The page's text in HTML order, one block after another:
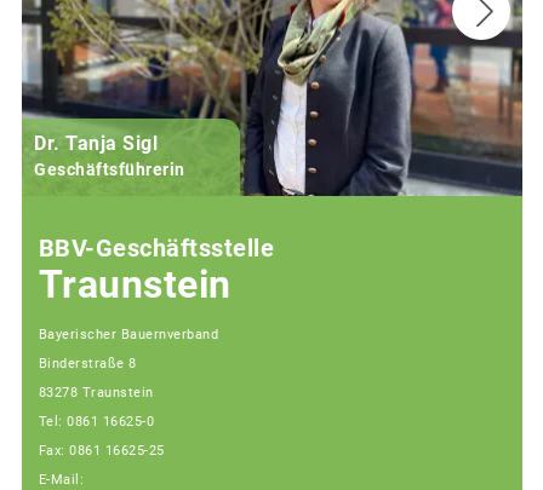
Dr. Tanja Sigl
Geschäftsführerin
BBV-Geschäftsstelle
Traunstein
Bayerischer Bauernverband
Binderstraße 8
83278 Traunstein
Tel: 0861 16625-0
Fax: 0861 16625-25
E-Mail: